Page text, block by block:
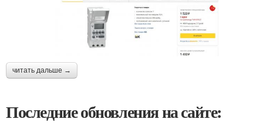
читать дальше →
Последние обновления на сайте: